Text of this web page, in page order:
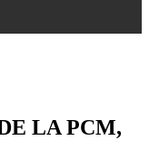
LA PCM,